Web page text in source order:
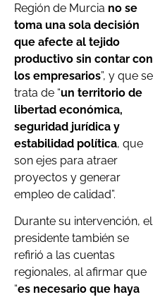
Región de Murcia no se
toma una sola decisión
que afecte al tejido
productivo sin contar con
los empresarios”, y que se
trata de “un territorio de
libertad económica,
seguridad jurídica y
estabilidad política, que
son ejes para atraer
proyectos y generar
empleo de calidad”.
Durante su intervención, el
presidente también se
refirió a las cuentas
regionales, al afirmar que
“es necesario que haya